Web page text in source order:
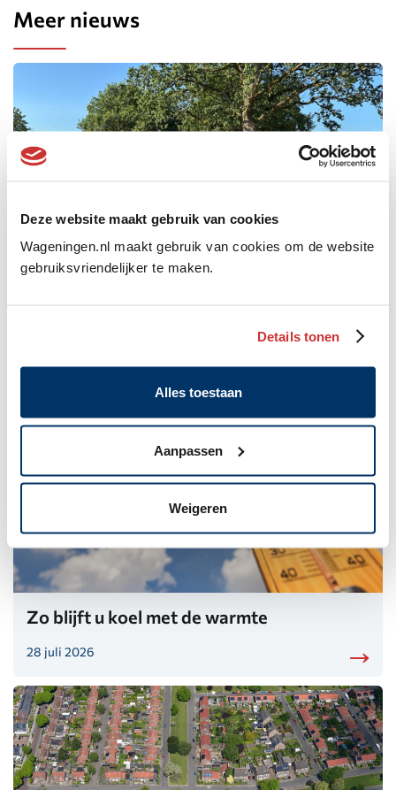
Deze website maakt gebruik van cookies
Wageningen.nl maakt gebruik van cookies om de website
gebruiksvriendelijker te maken.
Details tonen
Alles toestaan
Aanpassen
Weigeren
Meer nieuws
Zo blijft u koel met de warmte
28 juli 2026